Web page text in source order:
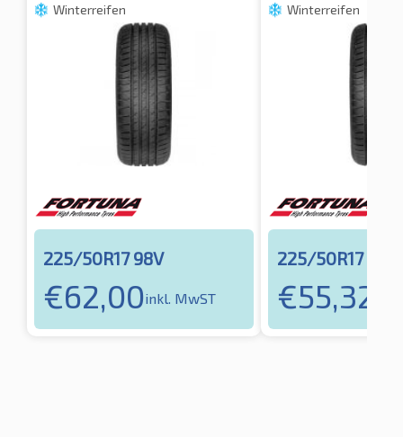
Winterreifen
225/50R17 98V
€62,00inkl. MwST
Winterreifen
225/50R17 94V
€55,32